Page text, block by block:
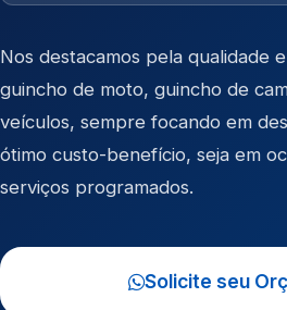
Nos destacamos pela qualidade
guincho de moto, guincho de
veículos, sempre focando em
ótimo custo-benefício, seja em
serviços programados.
Solicite seu